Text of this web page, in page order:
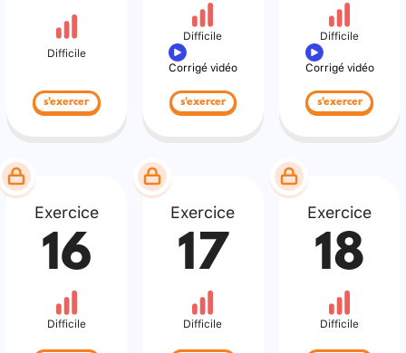
Difficile
s'exercer
Difficile
Corrigé vidéo
s'exercer
Difficile
Corrigé vidéo
s'exercer
Exercice
16
Difficile
Exercice
17
Difficile
Exercice
18
Difficile